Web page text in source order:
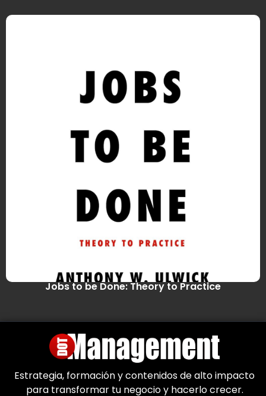
Jobs to be Done: Theory to Practice
Estrategia, formación y contenidos de alto impacto
para transformar tu negocio y hacerlo crecer.